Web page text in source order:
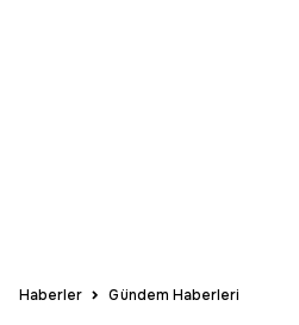
Haberler Gündem Haberleri